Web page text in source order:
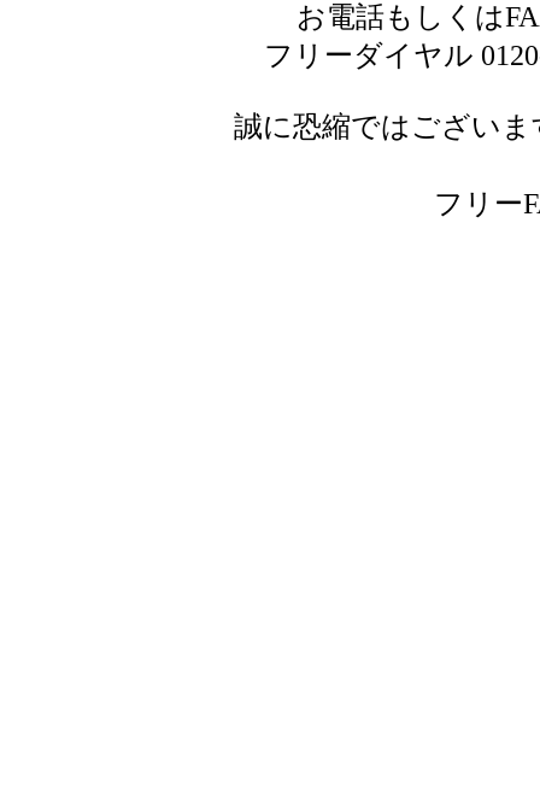
お電話もしくは
フリーダイヤル
誠に恐縮ではござい
フリー